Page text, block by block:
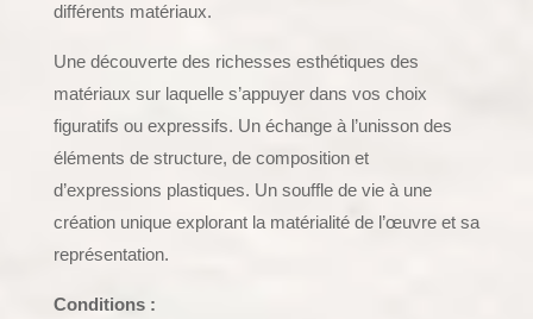
différents matériaux.
Une découverte des richesses esthétiques des
matériaux sur laquelle s’appuyer dans vos choix
figuratifs ou expressifs. Un échange à l’unisson des
éléments de structure, de composition et
d’expressions plastiques. Un souffle de vie à une
création unique explorant la matérialité de l’œuvre et sa
représentation.
Conditions :